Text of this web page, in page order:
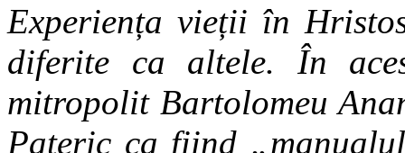
Experiența vieții în
diferite ca altele. În
mitropolit Bartolomeu
Pateric ca fiind